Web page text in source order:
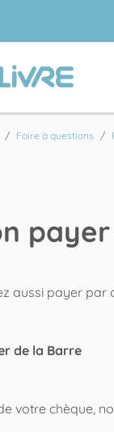
Foire à questions
aussi payer par
de la Barre
votre chèque,